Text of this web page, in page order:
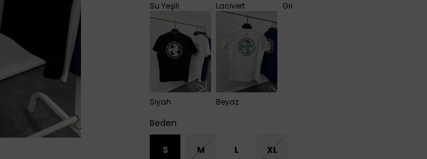
Su Yeşili Lacivert Gri
Siyah Beyaz
Beden
S M L XL